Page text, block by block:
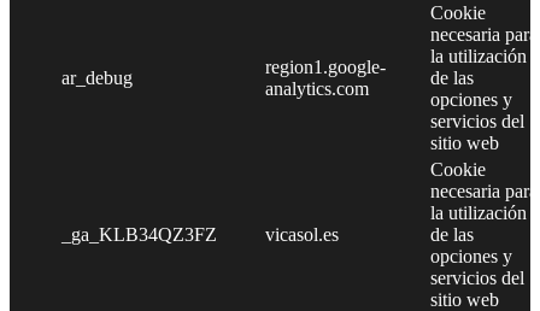
ar_debug
region1.google-
analytics.com
Cookie
necesaria para
la utilización
de las
opciones y
servicios del
sitio web
_ga_KLB34QZ3FZ vicasol.es
Cookie
necesaria para
la utilización
de las
opciones y
servicios del
sitio web